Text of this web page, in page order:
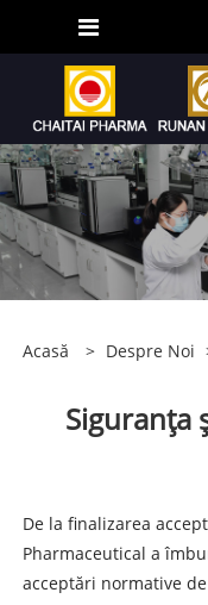
Acasă > Despre Noi
Siguranța
De la finalizarea
Pharmaceutical a
acceptări normative